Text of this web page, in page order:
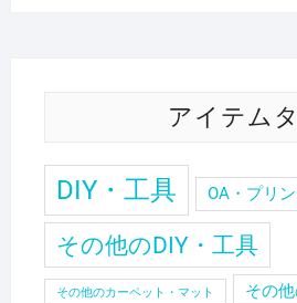
アイテム
DIY・工具 OA・プリ
その他のDIY・工具
その他のカーペット・マット その